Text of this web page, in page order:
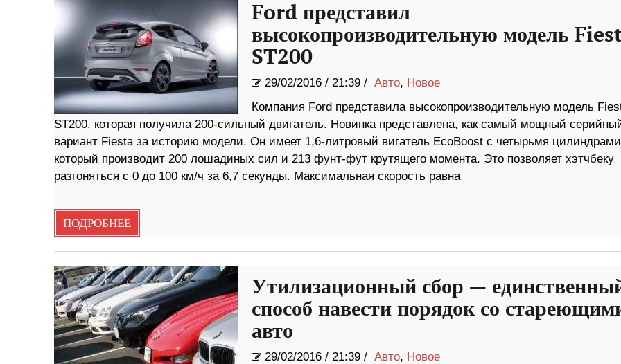
Ford представил
высокопроизводительную модель
ST200
29/02/2016/ 21:39 / Авто, Новое
Компания Ford представила высокопроизводительную модель
ST200, которая получила 200-сильный двигатель. Новинка представлена, как самый мощный
вариант Fiesta за историю модели. Он имеет 1,6-литровый вигатель EcoBoost с четырьмя
который производит 200 лошадиных сил и 213 фунт-фут крутящего момента. Это позволяет хэтчбеку
разгоняться с 0 до 100 км/ч за 6,7 секунды. Максимальная скорость равна
ПОДРОБНЕЕ
Утилизационный сбор —
способ навести порядок со
авто
29/02/2016/ 21:39 / Авто, Новое